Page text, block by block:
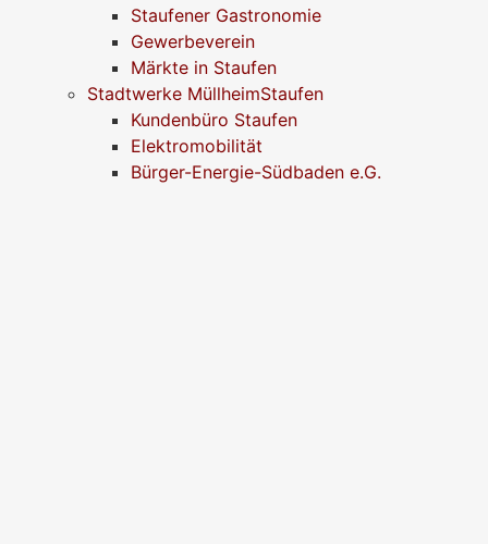
Staufener Gastronomie
Gewerbeverein
Märkte in Staufen
Stadtwerke MüllheimStaufen
Kundenbüro Staufen
Elektromobilität
Bürger-Energie-Südbaden e.G.